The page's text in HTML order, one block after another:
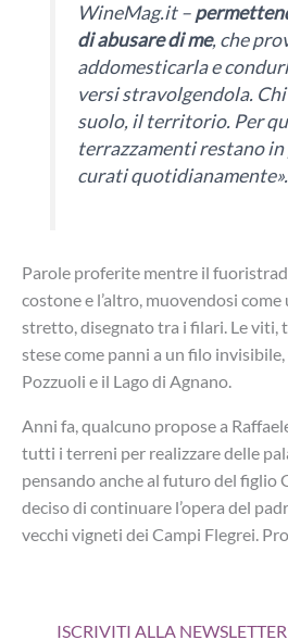
WineMag.it –
di abusare di me, che
addomesticarla e
versi stravolgendola.
suolo, il territorio. Per
terrazzamenti restano in
curati quotidianamente».
Parole proferite mentre il
costone e l’altro, muovendosi
stretto, disegnato tra i filari. Le viti,
stese come panni a un filo
Pozzuoli e il Lago di Agnano.
Anni fa, qualcuno propose a
tutti i terreni per realizzare delle
pensando anche al futuro del figlio
deciso di continuare l’opera del
vecchi vigneti dei Campi Flegrei.
ISCRIVITI ALLA